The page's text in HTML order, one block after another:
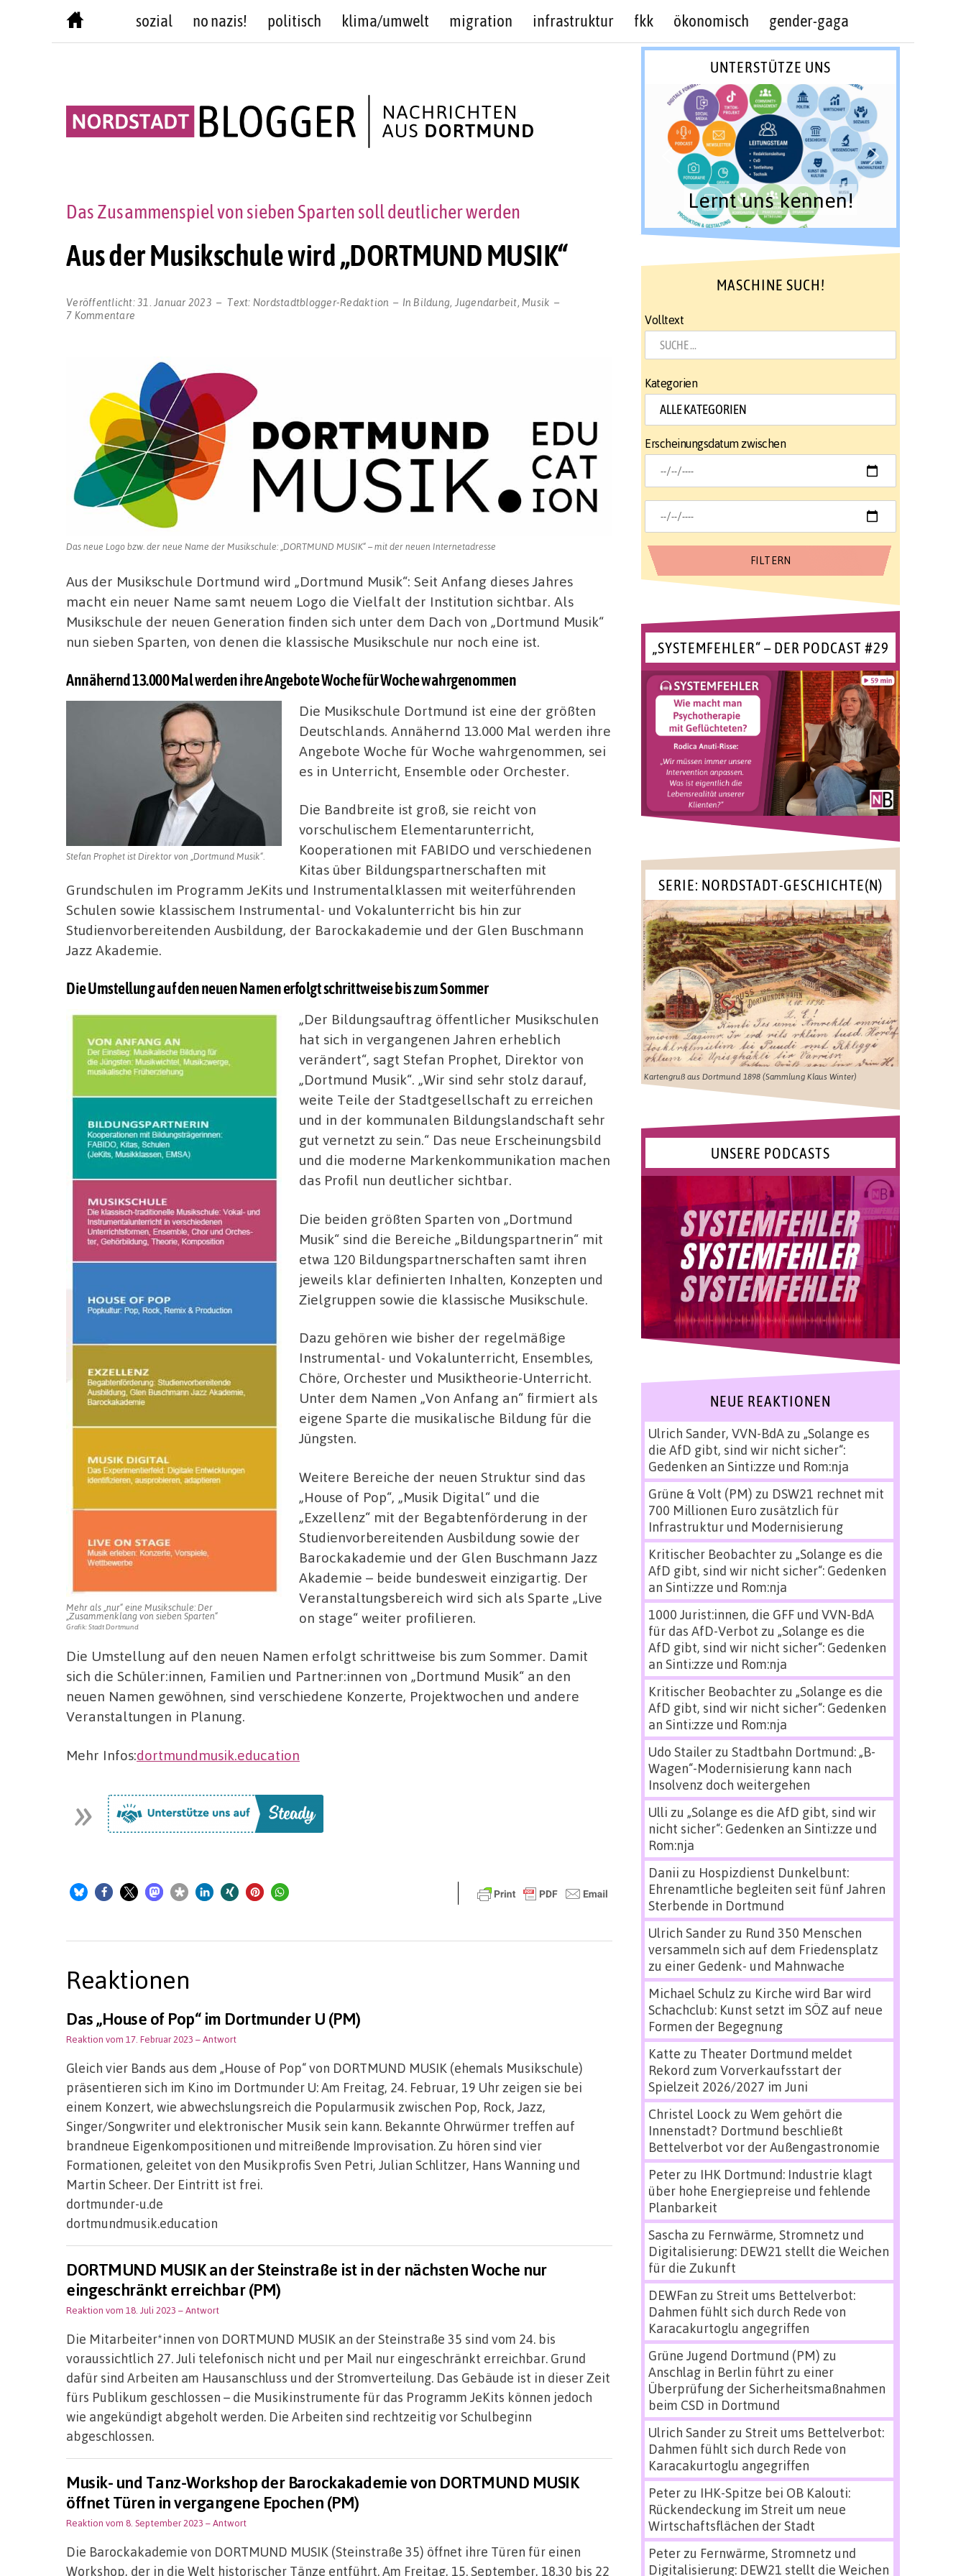
sozial no nazis! politisch klima/umwelt migration infrastruktur fkk ökonomisch gender-gaga
Aus der Musikschule wird „DORTMUND MUSIK“
Das Zusammenspiel von sieben Sparten soll deutlicher werden
Veröffentlicht: 31. Januar 2023 Text: Nordstadtblogger-Redaktion In Bildung Jugendarbeit Musik
7 Kommentare
wird
„DORTMUND
MUSIK“
Das neue Logo bzw. der neue Name der Musikschule: „DORTMUND MUSIK“ – mit der neuen Internetadresse
Aus der Musikschule Dortmund wird „Dortmund Musik“: Seit Anfang dieses Jahres
macht ein neuer Name samt neuem Logo die Vielfalt der Institution sichtbar. Als
Musikschule der neuen Generation finden sich unter dem Dach von „Dortmund Musik“
nun sieben Sparten, von denen die klassische Musikschule nur noch eine ist.
Annähernd 13.000 Mal werden ihre Angebote Woche für Woche wahrgenommen
Stefan Prophet ist Direktor von „Dortmund Musik“.
Die Musikschule Dortmund ist eine der größten
Deutschlands. Annähernd 13.000 Mal werden ihre
Angebote Woche für Woche wahrgenommen, sei
es in Unterricht, Ensemble oder Orchester.
Die Bandbreite ist groß, sie reicht von
vorschulischem Elementarunterricht,
Kooperationen mit FABIDO und verschiedenen
Kitas über Bildungspartnerschaften mit
Grundschulen im Programm JeKits und Instrumentalklassen mit weiterführenden
Schulen sowie klassischem Instrumental- und Vokalunterricht bis hin zur
Studienvorbereitenden Ausbildung, der Barockakademie und der Glen Buschmann
Jazz Akademie.
Die Umstellung auf den neuen Namen erfolgt schrittweise bis zum Sommer
Mehr als „nur“ eine Musikschule: Der
„Zusammenklang von sieben Sparten“
Grafik: Stadt Dortmund
„Der Bildungsauftrag öffentlicher Musikschulen
hat sich in vergangenen Jahren erheblich
verändert“, sagt Stefan Prophet, Direktor von
„Dortmund Musik“. „Wir sind sehr stolz darauf,
weite Teile der Stadtgesellschaft zu erreichen
und in der kommunalen Bildungslandschaft sehr
gut vernetzt zu sein.“ Das neue Erscheinungsbild
und die moderne Markenkommunikation machen
das Profil nun deutlicher sichtbar.
Die beiden größten Sparten von „Dortmund
Musik“ sind die Bereiche „Bildungspartnerin“ mit
etwa 120 Bildungspartnerschaften samt ihren
jeweils klar definierten Inhalten, Konzepten und
Zielgruppen sowie die klassische Musikschule.
Dazu gehören wie bisher der regelmäßige
Instrumental- und Vokalunterricht, Ensembles,
Chöre, Orchester und Musiktheorie-Unterricht.
Unter dem Namen „Von Anfang an“ firmiert als
eigene Sparte die musikalische Bildung für die
Jüngsten.
Weitere Bereiche der neuen Struktur sind das
„House of Pop“, „Musik Digital“ und die
„Exzellenz“ mit der Begabtenförderung in der
Studienvorbereitenden Ausbildung sowie der
Barockakademie und der Glen Buschmann Jazz
Akademie – beide bundesweit einzigartig. Der
Veranstaltungsbereich wird sich als Sparte „Live
on stage“ weiter profilieren.
Die Umstellung auf den neuen Namen erfolgt schrittweise bis zum Sommer. Damit
sich die Schüler:innen, Familien und Partner:innen von „Dortmund Musik“ an den
neuen Namen gewöhnen, sind verschiedene Konzerte, Projektwochen und andere
Veranstaltungen in Planung.
Mehr Infos:dortmundmusik.education
Reaktionen
Das „House of Pop“ im Dortmunder U (PM)
Reaktion vom 17. Februar 2023 – Antwort
Gleich vier Bands aus dem „House of Pop“ von DORTMUND MUSIK (ehemals Musikschule)
präsentieren sich im Kino im Dortmunder U: Am Freitag, 24. Februar, 19 Uhr zeigen sie bei
einem Konzert, wie abwechslungsreich die Popularmusik zwischen Pop, Rock, Jazz,
Singer/Songwriter und elektronischer Musik sein kann. Bekannte Ohrwürmer treffen auf
brandneue Eigenkompositionen und mitreißende Improvisation. Zu hören sind vier
Formationen, geleitet von den Musikprofis Sven Petri, Julian Schlitzer, Hans Wanning und
Martin Scheer. Der Eintritt ist frei.
dortmunder-u.de
dortmundmusik.education
DORTMUND MUSIK an der Steinstraße ist in der nächsten Woche nur
eingeschränkt erreichbar (PM)
Reaktion vom 18. Juli 2023 – Antwort
Die Mitarbeiter*innen von DORTMUND MUSIK an der Steinstraße 35 sind vom 24. bis
voraussichtlich 27. Juli telefonisch nicht und per Mail nur eingeschränkt erreichbar. Grund
dafür sind Arbeiten am Hausanschluss und der Stromverteilung. Das Gebäude ist in dieser Zeit
fürs Publikum geschlossen – die Musikinstrumente für das Programm JeKits können jedoch
wie angekündigt abgeholt werden. Die Arbeiten sind rechtzeitig vor Schulbeginn
abgeschlossen.
Musik- und Tanz-Workshop der Barockakademie von DORTMUND MUSIK
öffnet Türen in vergangene Epochen (PM)
Reaktion vom 8. September 2023 – Antwort
Die Barockakademie von DORTMUND MUSIK (Steinstraße 35) öffnet ihre Türen für einen
Workshop, der in die Welt historischer Tänze entführt. Am Freitag, 15. September, 18.30 bis 22
UNTERSTÜTZE UNS
Lernt uns kennen!
MASCHINE SUCH!
Volltext
Kategorien
Erscheinungsdatum zwischen
„SYSTEMFEHLER“ – DER PODCAST #29
SERIE: NORDSTADT-GESCHICHTE(N)
Kartengruß aus Dortmund 1898 (Sammlung Klaus Winter)
UNSERE PODCASTS
NEUE REAKTIONEN
Ulrich Sander, VVN-BdAzu „Solange es
die AfD gibt, sind wir nicht sicher“:
Gedenken an Sinti:zze und Rom:nja
Grüne & Volt (PM) zu DSW21 rechnet mit
700 Millionen Euro zusätzlich für
Infrastruktur und Modernisierung
Kritischer Beobachterzu „Solange es die
AfD gibt, sind wir nicht sicher“: Gedenken
an Sinti:zze und Rom:nja
1000 Jurist:innen, die GFF und VVN-BdA
für das AfD-Verbot zu „Solange es die
AfD gibt, sind wir nicht sicher“: Gedenken
an Sinti:zze und Rom:nja
Kritischer Beobachterzu „Solange es die
AfD gibt, sind wir nicht sicher“: Gedenken
an Sinti:zze und Rom:nja
Udo Stailerzu Stadtbahn Dortmund: „B-
Wagen“-Modernisierung kann nach
Insolvenz doch weitergehen
Ulli zu „Solange es die AfD gibt, sind wir
nicht sicher“: Gedenken an Sinti:zze und
Rom:nja
Danii zu Hospizdienst Dunkelbunt:
Ehrenamtliche begleiten seit fünf Jahren
Sterbende in Dortmund
Ulrich Sanderzu Rund 350 Menschen
versammeln sich auf dem Friedensplatz
zu einer Gedenk- und Mahnwache
Michael Schulz zu Kirche wird Bar wird
Schachclub: Kunst setzt im SÖZ auf neue
Formen der Begegnung
Katte zu Theater Dortmund meldet
Rekord zum Vorverkaufsstart der
Spielzeit 2026/2027 im Juni
Christel Loock zu Wem gehört die
Innenstadt? Dortmund beschließt
Bettelverbot vor der Außengastronomie
Peterzu IHK Dortmund: Industrie klagt
über hohe Energiepreise und fehlende
Planbarkeit
Sascha zu Fernwärme, Stromnetz und
Digitalisierung: DEW21 stellt die Weichen
für die Zukunft
DEWFan zu Streit ums Bettelverbot:
Dahmen fühlt sich durch Rede von
Karacakurtoglu angegriffen
Grüne Jugend Dortmund (PM) zu
Anschlag in Berlin führt zu einer
Überprüfung der Sicherheitsmaßnahmen
beim CSD in Dortmund
Ulrich Sanderzu Streit ums Bettelverbot:
Dahmen fühlt sich durch Rede von
Karacakurtoglu angegriffen
Peterzu IHK-Spitze bei OB Kalouti:
Rückendeckung im Streit um neue
Wirtschaftsflächen der Stadt
Peterzu Fernwärme, Stromnetz und
Digitalisierung: DEW21 stellt die Weichen